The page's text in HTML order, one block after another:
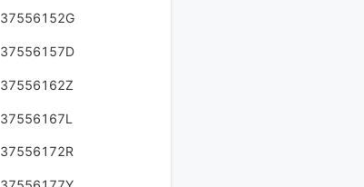
37556152G
37556157D
37556162Z
37556167L
37556172R